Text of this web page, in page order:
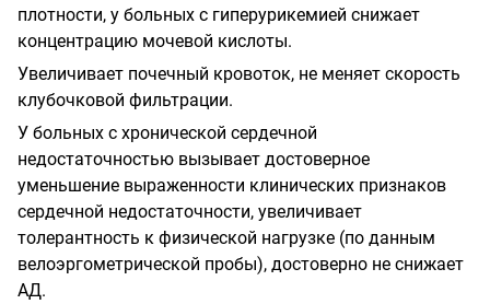
плотности, у больных с гиперурикемией снижает
концентрацию мочевой кислоты.
Увеличивает почечный кровоток, не меняет скорость
клубочковой фильтрации.
У больных с хронической сердечной
недостаточностью вызывает достоверное
уменьшение выраженности клинических признаков
сердечной недостаточности, увеличивает
толерантность к физической нагрузке (по данным
велоэргометрической пробы), достоверно не снижает
АД.